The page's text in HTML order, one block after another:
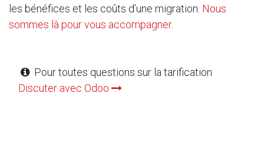
les bénéfices et les coûts d’une migration. Nous
sommes là pour vous accompagner.
Pour toutes questions sur la tarification
Discuter avec Odoo